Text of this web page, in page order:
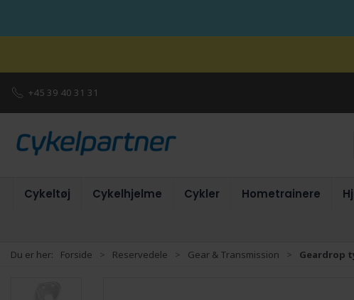
+45 39 40 31 31
Cykeltøj Cykelhjelme Cykler Hometrainere
Du er her: Forside Reservedele Gear & Transmission Geardrop